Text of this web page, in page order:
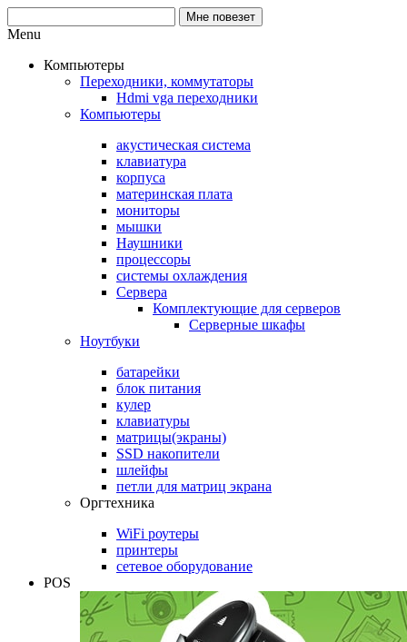
Menu
Компьютеры
Переходники, коммутаторы
Hdmi vga переходники
Компьютеры
акустическая система
клавиатура
корпуса
материнская плата
мониторы
мышки
Наушники
процессоры
системы охлаждения
Сервера
Комплектующие для серверов
Серверные шкафы
Ноутбуки
батарейки
блок питания
кулер
клавиатуры
матрицы(экраны)
SSD накопители
шлейфы
петли для матриц экрана
Оргтехника
WiFi роутеры
принтеры
сетевое оборудование
POS